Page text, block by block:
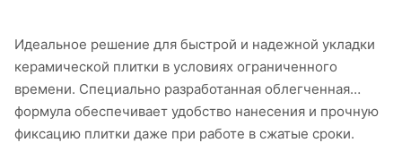
Идеальное решение для быстрой и надежной укладки
керамической плитки в условиях ограниченного
времени. Специально разработанная облегченная
формула обеспечивает удобство нанесения и прочную
фиксацию плитки даже при работе в сжатые сроки.